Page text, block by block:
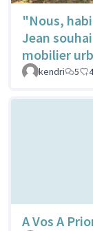
"Nous,
Jean
mobilier
kendri 5
A Vos A